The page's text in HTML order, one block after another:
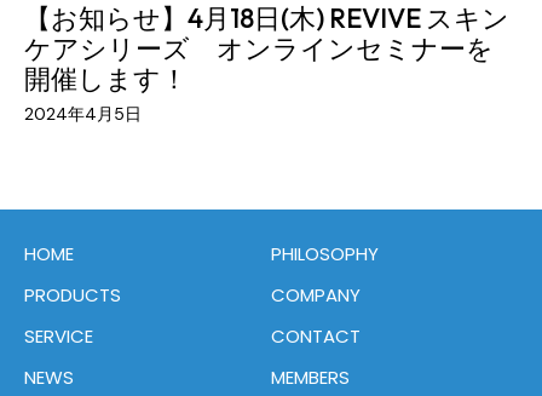
【お知らせ】4月18日(木) REVIVE スキン
ケアシリーズ オンラインセミナーを
開催します！
2024年4月5日
HOME
PRODUCTS
SERVICE
NEWS
PHILOSOPHY
COMPANY
CONTACT
MEMBERS